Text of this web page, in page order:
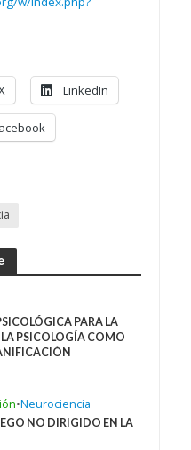
LinkedIn
PARA LA
PSICOLOGÍA COMO
•Neurociencia
NO DIRIGIDO EN LA